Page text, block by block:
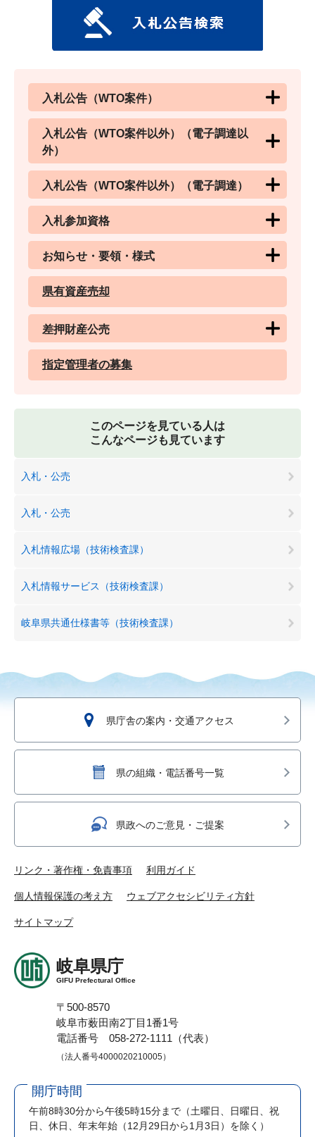
入札公告（WTO案件）
入札公告（WTO案件以外）（電子調達以
外）
入札公告（WTO案件以外）（電子調達）
入札参加資格
お知らせ・要領・様式
県有資産売却
差押財産公売
指定管理者の募集
このページを見ている人は
こんなページも見ています
入札・公売
入札・公売
入札情報広場（技術検査課）
入札情報サービス（技術検査課）
岐阜県共通仕様書等（技術検査課）
県庁舎の案内・交通アクセス
県の組織・電話番号一覧
県政へのご意見・ご提案
リンク・著作権・免責事項 利用ガイド
個人情報保護の考え方 ウェブアクセシビリティ方針
サイトマップ
岐阜県庁
GIFU Prefectural Office
〒500-8570
岐阜市薮田南2丁目1番1号
電話番号 058-272-1111（代表）
（法人番号4000020210005）
開庁時間
午前8時30分から午後5時15分まで （土曜日、日曜日、祝
日、休日、年末年始（12月29日から1月3日）を除く）